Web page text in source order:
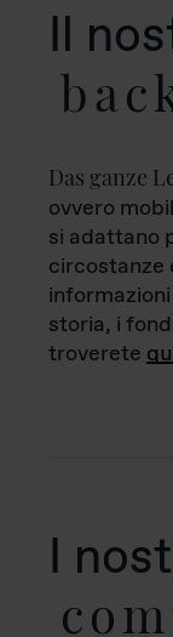
Il
Das ganze
ovvero
si adattano
circostanze
storia, i
troverete
I